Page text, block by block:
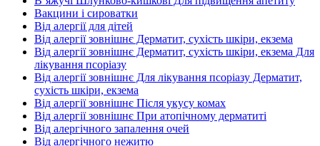
Вакцини і сироватки
Від алергії для дітей
Від алергії зовнішнє Дерматит, сухість шкіри, екзема
Від алергії зовнішнє Дерматит, сухість шкіри, екзема Для
лікування псоріазу
Від алергії зовнішнє Для лікування псоріазу Дерматит,
сухість шкіри, екзема
Від алергії зовнішнє Після укусу комах
Від алергії зовнішнє При атопічному дерматиті
Від алергічного запалення очей
Від алергічного нежитю